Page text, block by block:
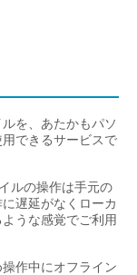
を、あたかもパソ
できるサービスで
ルの操作は手元の
遅延がなくローカ
うな感覚でご利用
作中にオフライン